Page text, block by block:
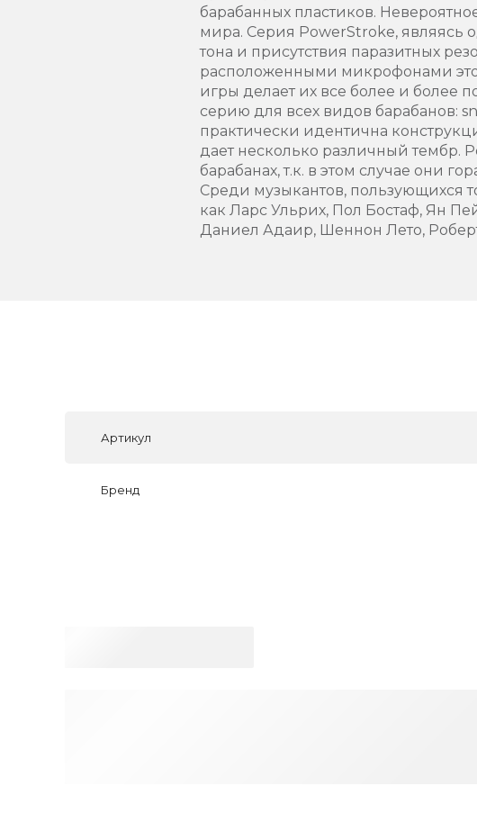
барабанных пластиков.
мира. Серия PowerStroke, являясь
тона и присутствия паразитных
расположенными микрофонами
игры делает их все более и более
серию для всех видов барабанов:
практически идентична
дает несколько различный тембр.
барабанах, т.к. в этом случае они
Среди музыкантов, пользующихся
как Ларс Ульрих, Пол Бостаф, Ян
Даниел Адаир, Шеннон Лето,
Артикул
Бренд